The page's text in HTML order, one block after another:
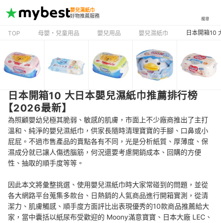
嬰兒濕紙巾
好物推薦服務
搜尋
TOP 母嬰・兒童用品 嬰兒用品 嬰兒濕紙巾 日本開箱10
日本開箱10 大日本嬰兒濕紙巾推薦排行榜
【2026最新】
為照顧嬰幼兒極其脆弱、敏感的肌膚，市面上不少廠商推出了主打
溫和、純淨的嬰兒濕紙巾，供家長隨時清理寶寶的手腳、口鼻或小
屁屁。不過市售產品的賣點各有不同，光是分析紙質、厚薄度、保
濕成分就已讓人傷透腦筋，何況還要考慮開銷成本、回購的方便
性、抽取的順手度等等。
因此本文將彙整挑選、使用嬰兒濕紙巾時大家常碰到的問題，並從
各大網路平台蒐集多款台、日熱銷的人氣商品進行開箱實測，從清
潔力、肌膚觸感、順手度方面評比出表現優秀的10款商品推薦給大
家，當中囊括以紙尿布受歡迎的 Moony滿意寶寶、日本大廠 LEC、